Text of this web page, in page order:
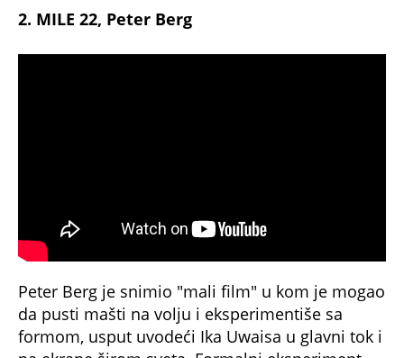
2. MILE 22, Peter Berg
Peter Berg je snimio "mali film" u kom je mogao
da pusti mašti na volju i eksperimentiše sa
formom, usput uvodeći Ika Uwaisa u glavni tok i